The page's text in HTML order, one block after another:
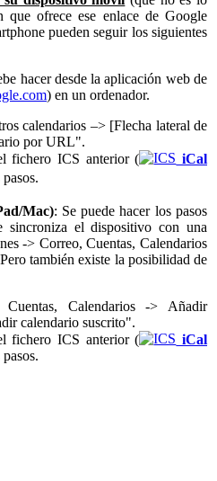
que ofrece ese enlace de Google
pueden seguir los siguientes
hacer desde la aplicación web de
) en un ordenador.
calendarios –> [Flecha lateral de
por URL".
fichero ICS anterior (
iCal
Mac): Se puede hacer los pasos
sincroniza el dispositivo con una
-> Correo, Cuentas, Calendarios
también existe la posibilidad de
Calendarios -> Añadir
calendario suscrito".
fichero ICS anterior (
iCal